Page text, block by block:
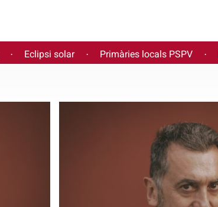
· Eclipsi solar · Primàries locals PSPV ·